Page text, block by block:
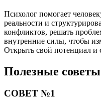
Психолог помогает
реальности и
конфликтов, решать
внутренние силы, чтобы
Открыть свой потенциал и
Полезные советы
СОВЕТ №1